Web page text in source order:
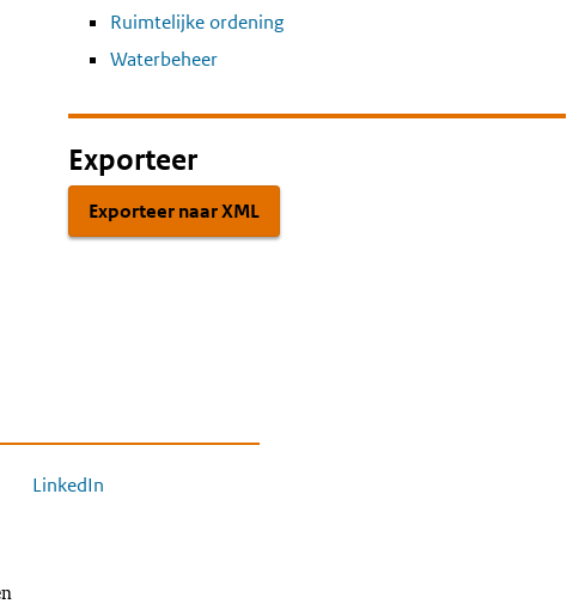
Ruimtelijke ordening
Waterbeheer
Exporteer
Exporteer naar XML
LinkedIn